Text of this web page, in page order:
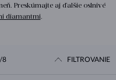
Preskúmajte aj ďalšie oslnivé
diamantmi.
8 FILTROVANIE